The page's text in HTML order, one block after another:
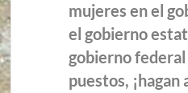
mujeres en el
el gobierno
gobierno
puestos, ¡hagan